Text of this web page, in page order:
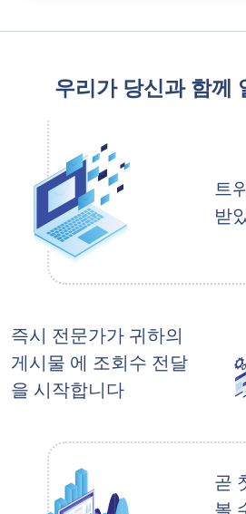
우리가 당신과 함께
트
받
즉시 전문가가 귀하의
게시물 에 조회수 전달
을 시작합니다
곧
볼